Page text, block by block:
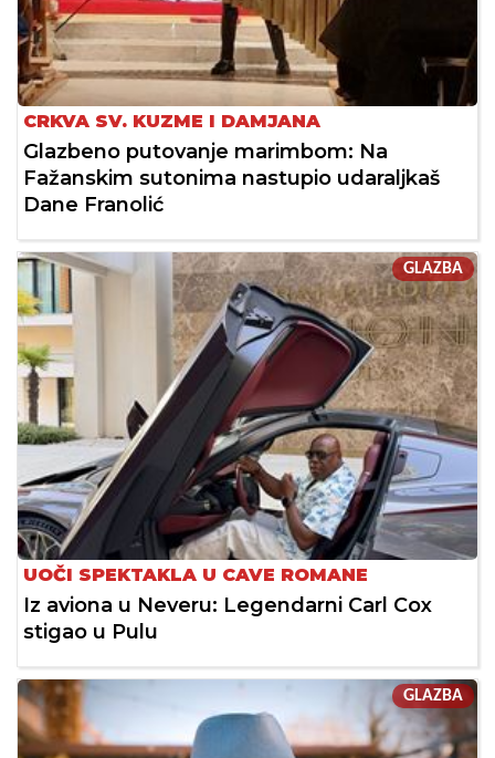
CRKVA SV. KUZME I DAMJANA
Glazbeno putovanje marimbom: Na
Fažanskim sutonima nastupio udaraljkaš
Dane Franolić
GLAZBA
UOČI SPEKTAKLA U CAVE ROMANE
Iz aviona u Neveru: Legendarni Carl Cox
stigao u Pulu
GLAZBA